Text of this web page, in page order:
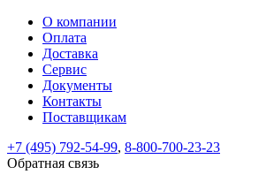
ВходРегистрация
Только
test@example.com
отправлена
по
ней
для
Только
Восстановление
пароля
Заполните
форму.
Мы
отправим
На
вашу
test@test.ru
отправлена
Введите
новый
пароль
Пароль
успешно
Обратная
связь
Ваше
сообщение
успешно
О компании
Оплата
Доставка
Сервис
Документы
Контакты
Поставщикам
+7 (495) 792-54-99, 8-800-700-23-23
Обратная связь